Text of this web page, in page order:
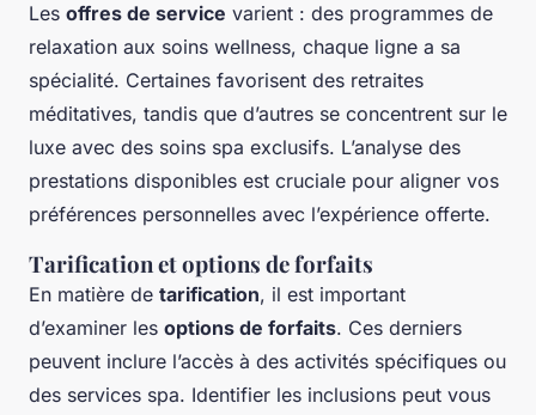
Les offres de service varient : des programmes de
relaxation aux soins wellness, chaque ligne a sa
spécialité. Certaines favorisent des retraites
méditatives, tandis que d’autres se concentrent sur le
luxe avec des soins spa exclusifs. L’analyse des
prestations disponibles est cruciale pour aligner vos
préférences personnelles avec l’expérience offerte.
Tarification et options de forfaits
En matière de tarification, il est important
d’examiner les options de forfaits. Ces derniers
peuvent inclure l’accès à des activités spécifiques ou
des services spa. Identifier les inclusions peut vous